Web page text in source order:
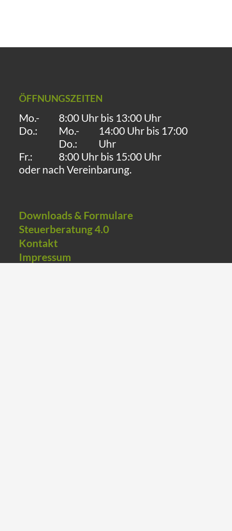
ÖFFNUNGSZEITEN
Mo.-
Do.:
8:00 Uhr bis 13:00 Uhr
Mo.-
Do.:
14:00 Uhr bis 17:00
Uhr
Fr.:
8:00 Uhr bis 15:00 Uhr
oder nach Vereinbarung.
Downloads & Formulare
Steuerberatung 4.0
Kontakt
Impressum